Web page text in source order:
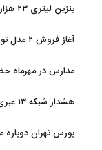
بنزین لیتری ۲۳ هزار تومان؛ دولت چقدر یارانه می‌دهد؟
آغاز فروش ۲ مدل تویوتای هیبریدی ۲۰۲۶؛ قیمت، جزئیات و شرایط
مدارس در مهرماه
هشدار شبکه ۱۳ عبری؛ اسرائیل برای حمله به ایران آماده می‌شود
بورس تهران دوباره منفجر شد؛